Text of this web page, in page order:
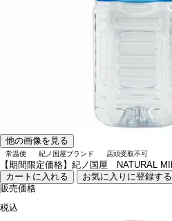
他の画像を見る
常温便 紀ノ国屋ブランド 店頭受取不可
【期間限定価格】紀ノ国屋 NATURAL
カートに入れる
お気に入りに登録する
販売価格
税込